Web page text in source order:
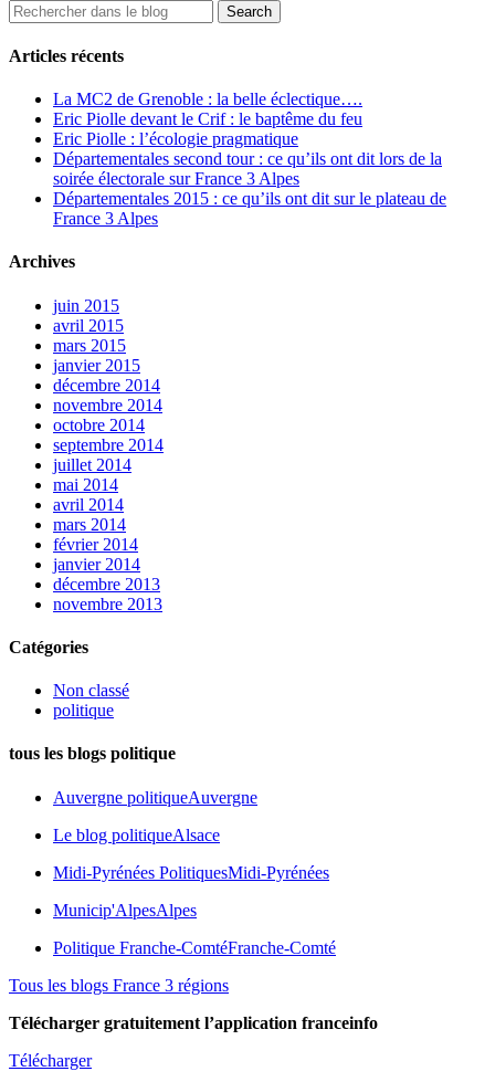
Articles récents
La MC2 de Grenoble : la belle éclectique….
Eric Piolle devant le Crif : le baptême du feu
Eric Piolle : l’écologie pragmatique
Départementales second tour : ce qu’ils ont dit lors de la
soirée électorale sur France 3 Alpes
Départementales 2015 : ce qu’ils ont dit sur le plateau de
France 3 Alpes
Archives
juin 2015
avril 2015
mars 2015
janvier 2015
décembre 2014
novembre 2014
octobre 2014
septembre 2014
juillet 2014
mai 2014
avril 2014
mars 2014
février 2014
janvier 2014
décembre 2013
novembre 2013
Catégories
Non classé
politique
tous les blogs politique
Auvergne politiqueAuvergne
Le blog politiqueAlsace
Midi-Pyrénées PolitiquesMidi-Pyrénées
Municip'AlpesAlpes
Politique Franche-ComtéFranche-Comté
Tous les blogs France 3 régions
Télécharger gratuitement l’application franceinfo
Télécharger